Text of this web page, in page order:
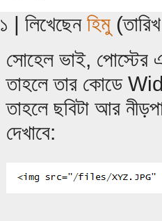
১ | লিখেছেন হিমু
সোহেল ভাই, পোস্টের
তাহলে তার কোডে
তাহলে ছবিটা আর
দেখাবে: